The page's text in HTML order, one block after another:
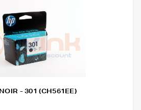
- 301 (CH561EE)